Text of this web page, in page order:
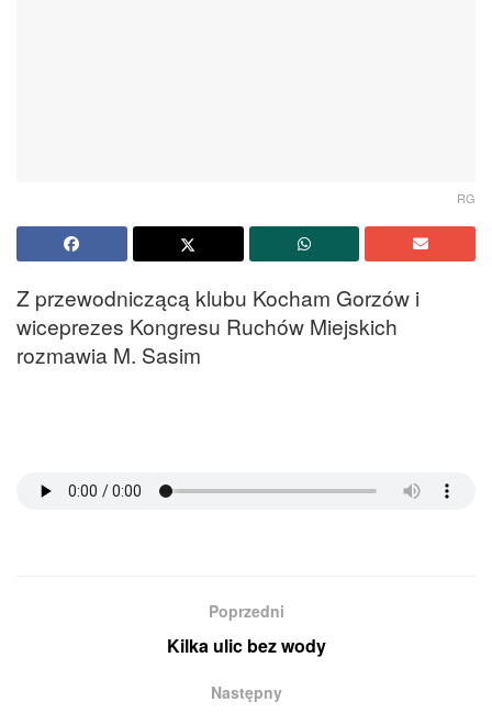
RG
Z przewodniczącą klubu Kocham Gorzów i
wiceprezes Kongresu Ruchów Miejskich
rozmawia M. Sasim
Poprzedni
Kilka ulic bez wody
Następny